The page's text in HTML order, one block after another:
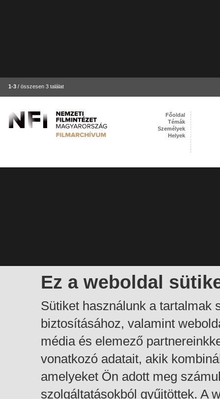
1-3 / összesen 3 találat
Ez a weboldal
Sütiket használunk a tartalmak
biztosításához, valamint
média és elemező
vonatkozó adatait, akik
amelyeket Ön adott meg
szolgáltatásokból gyűjtöttek. A
Főoldal
Témák
Személyek
Helyek